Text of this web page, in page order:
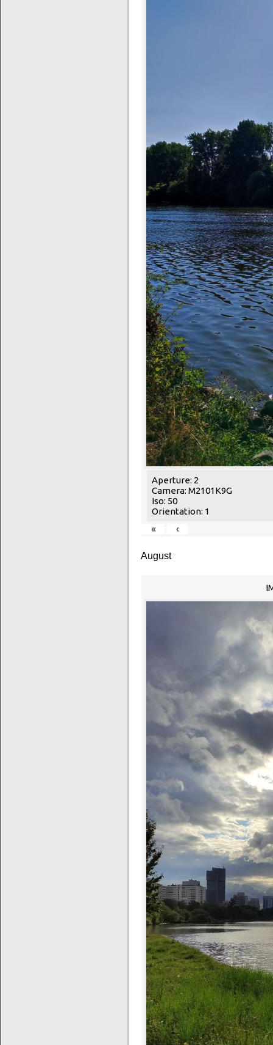
Aperture: 2
Camera: M2101K9G
Iso: 50
Orientation: 1
«
‹
August